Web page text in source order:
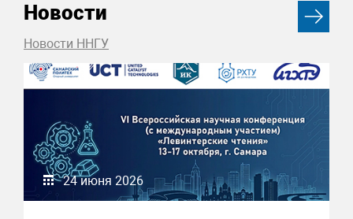
Новости
Новости ННГУ
24 июня 2026